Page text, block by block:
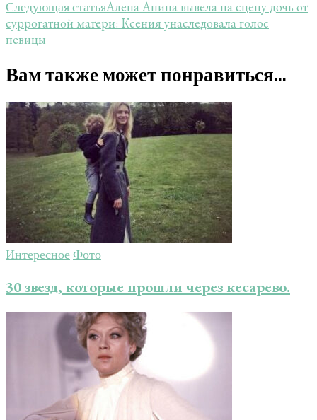
Следующая статьяАлена Апина вывела на сцену дочь от
суррогатной матери: Ксения унаследовала голос
певицы
Вам также может понравиться...
ИнтересноеФото
30 звезд, которые прошли через кесарево.